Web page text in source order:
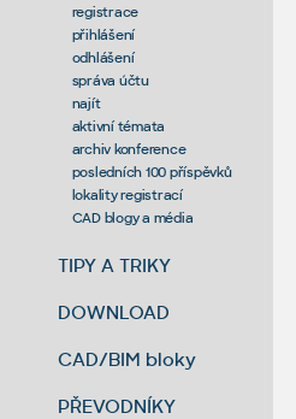
registrace
přihlášení
odhlášení
správa účtu
najít
aktivní témata
archiv konference
posledních 100 příspěvků
lokality registrací
CAD blogy a média
TIPY A TRIKY
DOWNLOAD
CAD/BIM bloky
PŘEVODNÍKY